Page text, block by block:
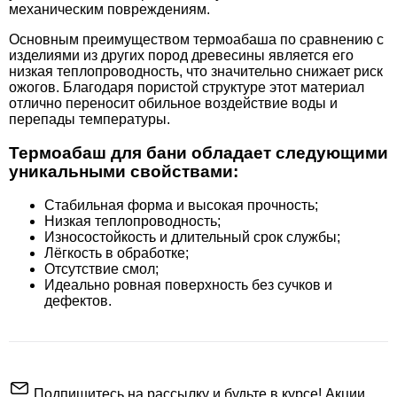
механическим повреждениям.
Основным преимуществом термоабаша по сравнению с
изделиями из других пород древесины является его
низкая теплопроводность, что значительно снижает риск
ожогов. Благодаря пористой структуре этот материал
отлично переносит обильное воздействие воды и
перепады температуры.
Термоабаш для бани обладает следующими
уникальными свойствами:
Стабильная форма и высокая прочность;
Низкая теплопроводность;
Износостойкость и длительный срок службы;
Лёгкость в обработке;
Отсутствие смол;
Идеально ровная поверхность без сучков и
дефектов.
Подпишитесь на рассылку и будьте в курсе! Акции,